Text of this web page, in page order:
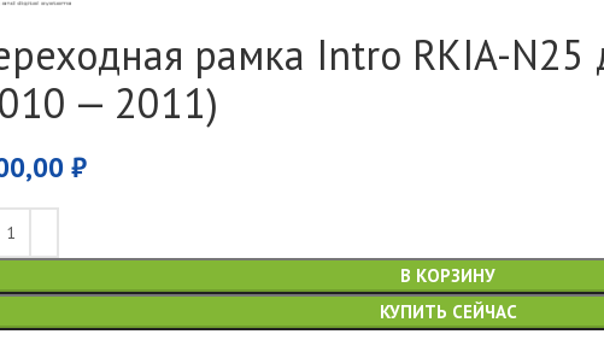
рамка Intro RKIA-N25
— 2011)
₽
В КОРЗИНУ
КУПИТЬ СЕЙЧАС